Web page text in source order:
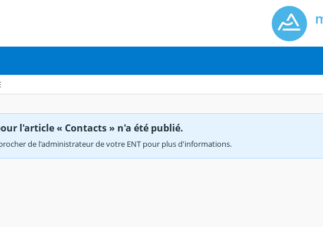
l'article « Contacts » n'a été publié.
de l'administrateur de votre ENT pour plus d'informations.